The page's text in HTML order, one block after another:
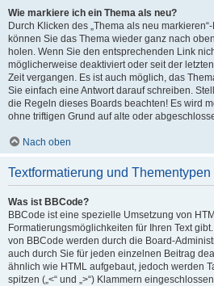
Wie markiere ich ein Thema als neu?
Durch Klicken des „Thema als neu
können Sie das Thema wieder ganz nach
holen. Wenn Sie den entsprechenden Link
möglicherweise deaktiviert oder seit der
Zeit vergangen. Es ist auch möglich, das
Sie einfach eine Antwort darauf schreiben.
die Regeln dieses Boards beachten! Es wird
ohne triftigen Grund auf alte oder
Nach oben
Textformatierung und Thementypen
Was ist BBCode?
BBCode ist eine spezielle Umsetzung von
Formatierungsmöglichkeiten für Ihren Text
von BBCode werden durch die Board-
auch durch Sie für jeden einzelnen Beitrag
ähnlich wie HTML aufgebaut, jedoch werden
spitzen („<“ und „>“) Klammern